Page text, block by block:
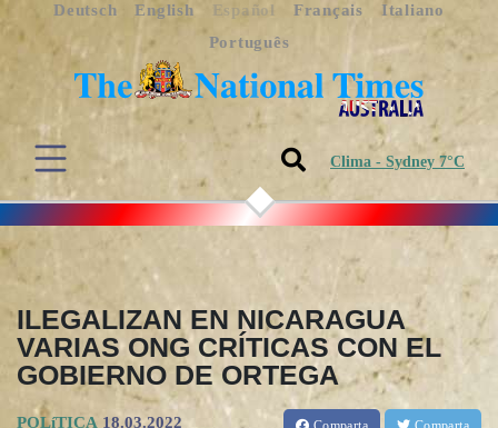
Deutsch English Español Français
Italiano
Português
Clima - Sydney 7°C
ILEGALIZAN EN NICARAGUA
VARIAS ONG CRÍTICAS CON EL
GOBIERNO DE ORTEGA
POLíTICA 18.03.2022